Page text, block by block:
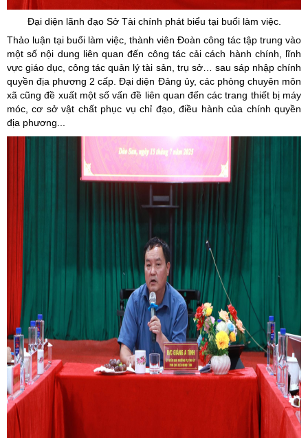
Đại diện lãnh đạo Sở Tài chính phát biểu tại buổi làm việc.
Thảo luận tại buổi làm việc, thành viên Đoàn công tác tập trung vào
một số nội dung liên quan đến công tác cải cách hành chính, lĩnh
vực giáo dục, công tác quản lý tài sản, trụ sở… sau sáp nhập chính
quyền địa phương 2 cấp. Đại diện Đảng ủy, các phòng chuyên môn
xã cũng đề xuất một số vấn đề liên quan đến các trang thiết bị máy
móc, cơ sở vật chất phục vụ chỉ đạo, điều hành của chính quyền
địa phương...